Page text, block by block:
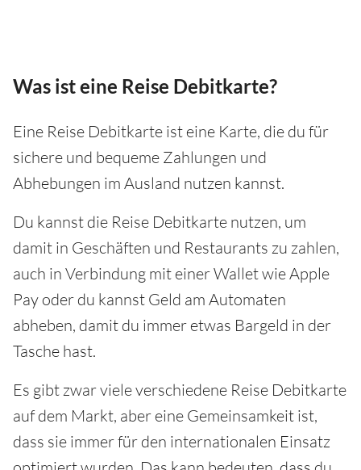
Was ist eine Reise Debitkarte?
Eine Reise Debitkarte ist eine Karte, die du für
sichere und bequeme Zahlungen und
Abhebungen im Ausland nutzen kannst.
Du kannst die Reise Debitkarte nutzen, um
damit in Geschäften und Restaurants zu zahlen,
auch in Verbindung mit einer Wallet wie Apple
Pay oder du kannst Geld am Automaten
abheben, damit du immer etwas Bargeld in der
Tasche hast.
Es gibt zwar viele verschiedene Reise Debitkarte
auf dem Markt, aber eine Gemeinsamkeit ist,
dass sie immer für den internationalen Einsatz